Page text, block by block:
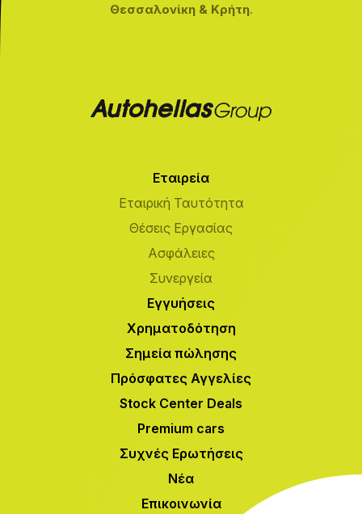
Θεσσαλονίκη & Κρήτη.
Εταιρεία
Εταιρική Ταυτότητα
Θέσεις Εργασίας
Ασφάλειες
Συνεργεία
Εγγυήσεις
Χρηματοδότηση
Σημεία πώλησης
Πρόσφατες Αγγελίες
Stock Center Deals
Premium cars
Συχνές Ερωτήσεις
Νέα
Επικοινωνία